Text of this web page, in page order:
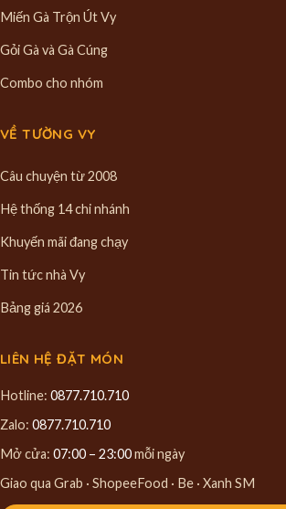
Miến Gà Trộn Út Vy
Gỏi Gà và Gà Cúng
Combo cho nhóm
VỀ TƯỜNG VY
Câu chuyện từ 2008
Hệ thống 14 chi nhánh
Khuyến mãi đang chạy
Tin tức nhà Vy
Bảng giá 2026
LIÊN HỆ ĐẶT MÓN
Hotline: 0877.710.710
Zalo: 0877.710.710
Mở cửa: 07:00 – 23:00mỗi ngày
Giao qua Grab · ShopeeFood · Be · Xanh SM